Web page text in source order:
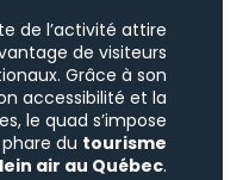
de l’activité attire
de visiteurs
Grâce à son
accessibilité et la
le quad s’impose
du tourisme
air au Québec.